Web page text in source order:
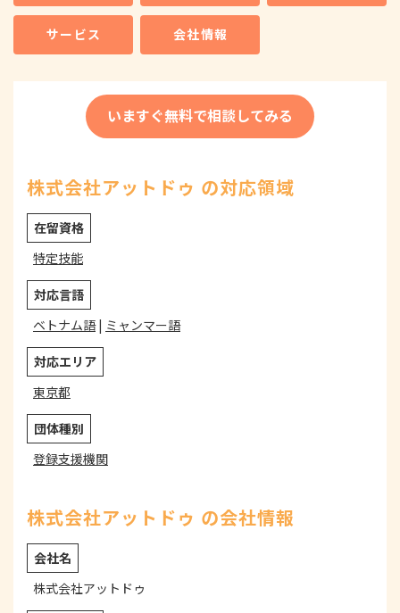
サービス 会社情報
いますぐ無料で相談してみる
株式会社アットドゥ の対応領域
在留資格
特定技能
対応言語
ベトナム語| ミャンマー語
対応エリア
東京都
団体種別
登録支援機関
株式会社アットドゥ の会社情報
会社名
株式会社アットドゥ